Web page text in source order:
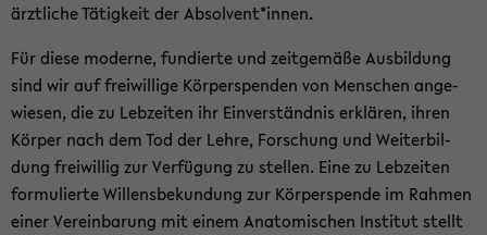
ärzt­li­che Tä­tig­keit der Ab­sol­vent*innen.
Für diese mo­der­ne, fun­dier­te und zeit­ge­mä­ße Aus­bil­dung
sind wir auf frei­wil­li­ge Kör­per­spen­den von Men­schen an­ge­
wie­sen, die zu Leb­zei­ten ihr Ein­ver­ständ­nis er­klä­ren, ihren
Kör­per nach dem Tod der Lehre, For­schung und Wei­ter­bil­
dung frei­wil­lig zur Ver­fü­gung zu stel­len. Eine zu Leb­zei­ten
for­mu­lier­te Wil­lens­be­kun­dung zur Kör­per­spen­de im Rah­men
einer Ver­ein­ba­rung mit einem Ana­to­mi­schen In­sti­tut stellt